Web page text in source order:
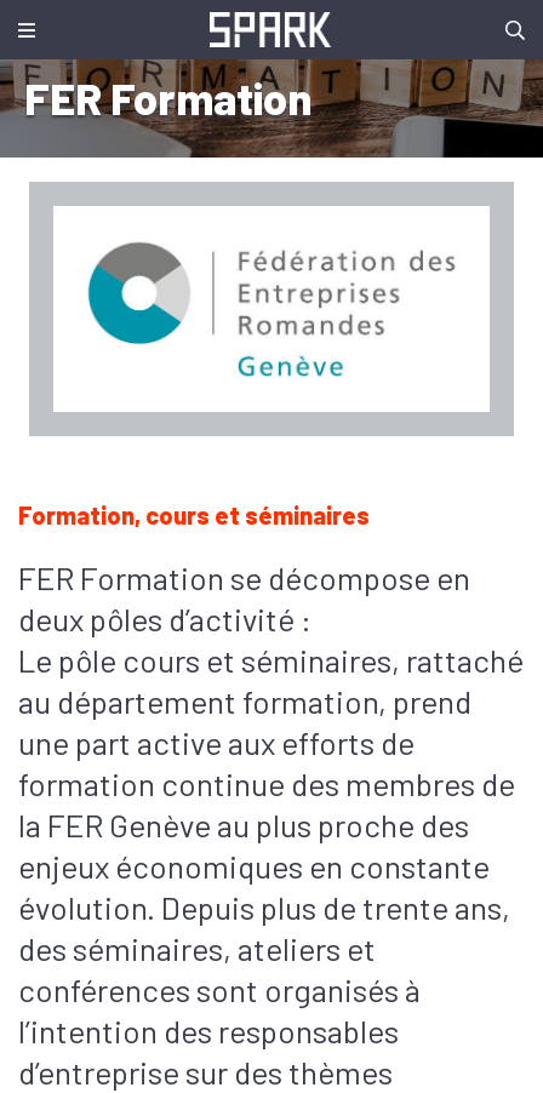
FER Formation
Formation, cours et séminaires
FER Formation se décompose en
deux pôles d’activité :
Le pôle cours et séminaires, rattaché
au département formation, prend
une part active aux efforts de
formation continue des membres de
la FER Genève au plus proche des
enjeux économiques en constante
évolution. Depuis plus de trente ans,
des séminaires, ateliers et
conférences sont organisés à
l’intention des responsables
d’entreprise sur des thèmes